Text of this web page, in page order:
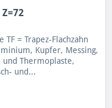
= Trapez-Flachzahn
Kupfer, Messing,
und Thermoplaste,
und...